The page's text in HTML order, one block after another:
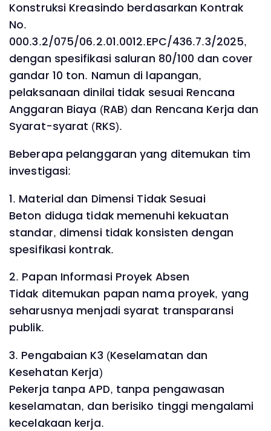
Konstruksi Kreasindo berdasarkan Kontrak
No.
000.3.2/075/06.2.01.0012.EPC/436.7.3/2025,
dengan spesifikasi saluran 80/100 dan cover
gandar 10 ton. Namun di lapangan,
pelaksanaan dinilai tidak sesuai Rencana
Anggaran Biaya (RAB) dan Rencana Kerja dan
Syarat-syarat (RKS).
Beberapa pelanggaran yang ditemukan tim
investigasi:
1. Material dan Dimensi Tidak Sesuai
Beton diduga tidak memenuhi kekuatan
standar, dimensi tidak konsisten dengan
spesifikasi kontrak.
2. Papan Informasi Proyek Absen
Tidak ditemukan papan nama proyek, yang
seharusnya menjadi syarat transparansi
publik.
3. Pengabaian K3 (Keselamatan dan
Kesehatan Kerja)
Pekerja tanpa APD, tanpa pengawasan
keselamatan, dan berisiko tinggi mengalami
kecelakaan kerja.